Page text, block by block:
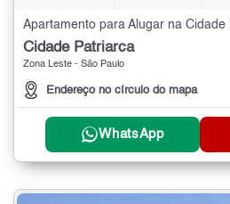
Cidade Patriarca
Zona Leste - São Paulo
Endereço no círculo do mapa
WhatsApp